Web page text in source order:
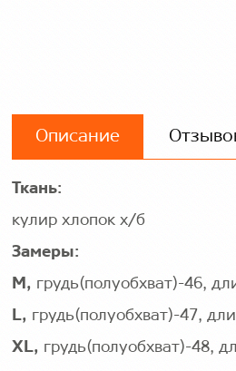
Описание
Ткань:
кулир хлопок х/б
Замеры:
M, грудь(полуобхват)-46,
L, грудь(полуобхват)-47,
XL, грудь(полуобхват)-48,